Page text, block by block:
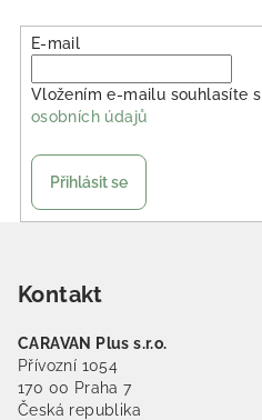
E-mail
Vložením e-mailu souhlasíte s
osobních údajů
Přihlásit se
Kontakt
CARAVAN Plus s.r.o.
Přívozní 1054
170 00 Praha 7
Česká republika